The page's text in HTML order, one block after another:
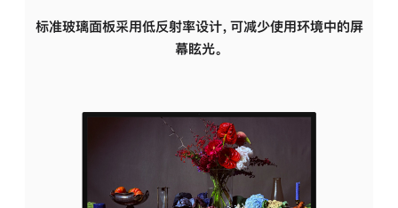
标准玻璃面板采用低反射率设计，可减少使用环境中的屏
幕眩光。